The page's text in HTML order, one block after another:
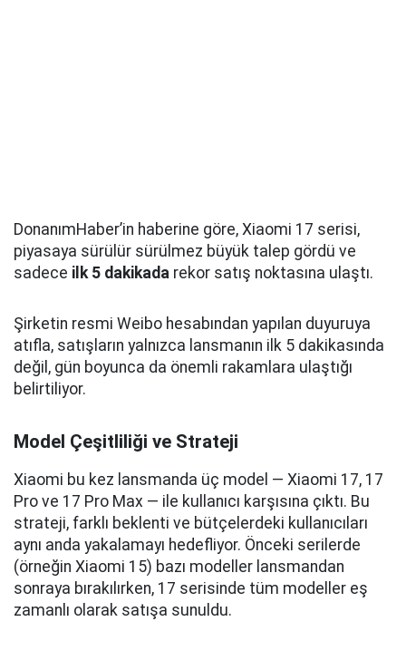
DonanımHaber’in haberine göre, Xiaomi 17 serisi,
piyasaya sürülür sürülmez büyük talep gördü ve
sadece ilk 5 dakikada rekor satış noktasına ulaştı.
Şirketin resmi Weibo hesabından yapılan duyuruya
atıfla, satışların yalnızca lansmanın ilk 5 dakikasında
değil, gün boyunca da önemli rakamlara ulaştığı
belirtiliyor.
Model Çeşitliliği ve Strateji
Xiaomi bu kez lansmanda üç model — Xiaomi 17, 17
Pro ve 17 Pro Max — ile kullanıcı karşısına çıktı. Bu
strateji, farklı beklenti ve bütçelerdeki kullanıcıları
aynı anda yakalamayı hedefliyor. Önceki serilerde
(örneğin Xiaomi 15) bazı modeller lansmandan
sonraya bırakılırken, 17 serisinde tüm modeller eş
zamanlı olarak satışa sunuldu.